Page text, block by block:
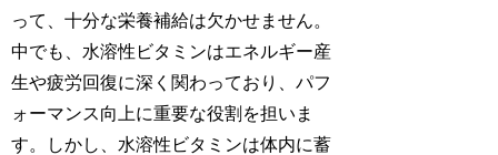
って、十分な栄養補給は欠かせません。
中でも、水溶性ビタミンはエネルギー産
生や疲労回復に深く関わっており、パフ
ォーマンス向上に重要な役割を担いま
す。しかし、水溶性ビタミンは体内に蓄